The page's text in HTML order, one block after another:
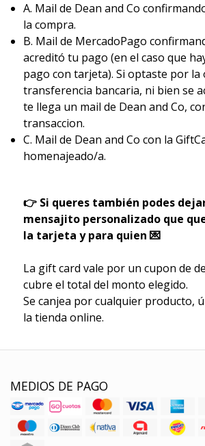
A. Mail de Dean and Co
la compra.
B. Mail de MercadoPago
acreditó tu pago (en el caso que
pago con tarjeta). Si optaste por la
transferencia bancaria, ni bien se
te llega un mail de Dean and Co,
transaccion.
C. Mail de Dean and Co con la
homenajeado/a.
👉 Si queres también podes
mensajito personalizado que
la tarjeta y para quien 💌
La gift card vale por un cupon de
cubre el total del monto elegido.
Se canjea por cualquier producto,
la tienda online.
MEDIOS DE PAGO